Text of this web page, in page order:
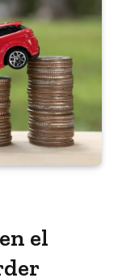
el